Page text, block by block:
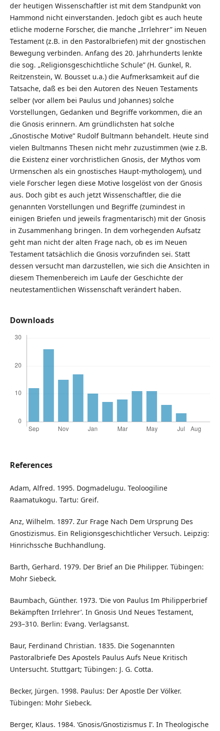
der heutigen Wissenschaftler ist mit dem Standpunkt von
Hammond nicht einverstanden. Jedoch gibt es auch heute
etliche moderne Forscher, die manche „Irrlehrer” im Neuen
Testament (z.B. in den Pastoralbriefen) mit der gnostischen
Bewegung verbinden. Anfang des 20. Jahrhunderts lenkte
die sog. „Religionsgeschichtliche Schule” (H. Gunkel, R.
Reitzenstein, W. Bousset u.a.) die Aufmerksamkeit auf die
Tatsache, daß es bei den Autoren des Neuen Testaments
selber (vor allem bei Paulus und Johannes) solche
Vorstellungen, Gedanken und Begriffe vorkommen, die an
die Gnosis erinnern. Am gründlichsten hat solche
„Gnostische Motive” Rudolf Bultmann behandelt. Heute sind
vielen Bultmanns Thesen nicht mehr zuzustimmen (wie z.B.
die Existenz einer vorchristlichen Gnosis, der Mythos vom
Urmenschen als ein gnostisches Haupt-mythologem), und
viele Forscher legen diese Motive losgelöst von der Gnosis
aus. Doch gibt es auch jetzt Wissenschaftler, die die
genannten Vorstellungen und Begriffe (zumindest in
einigen Briefen und jeweils fragmentarisch) mit der Gnosis
in Zusammenhang bringen. In dem vorhegenden Aufsatz
geht man nicht der alten Frage nach, ob es im Neuen
Testament tatsächlich die Gnosis vorzufinden sei. Statt
dessen versucht man darzustellen, wie sich die Ansichten in
diesem Themenbereich im Laufe der Geschichte der
neutestamentlichen Wissenschaft verändert haben.
Downloads
References
Adam, Alfred. 1995. Dogmadelugu. Teoloogiline
Raamatukogu. Tartu: Greif.
Anz, Wilhelm. 1897. Zur Frage Nach Dem Ursprung Des
Gnostizismus. Ein Religionsgeschichtlicher Versuch. Leipzig:
Hinrichssche Buchhandlung.
Barth, Gerhard. 1979. Der Brief an Die Philipper. Tübingen:
Mohr Siebeck.
Baumbach, Günther. 1973. ‘Die von Paulus Im Philipperbrief
Bekämpften Irrlehrer’. In Gnosis Und Neues Testament,
293–310. Berlin: Evang. Verlagsanst.
Baur, Ferdinand Christian. 1835. Die Sogenannten
Pastoralbriefe Des Apostels Paulus Aufs Neue Kritisch
Untersucht. Stuttgart; Tübingen: J. G. Cotta.
Becker, Jürgen. 1998. Paulus: Der Apostle Der Völker.
Tübingen: Mohr Siebeck.
Berger, Klaus. 1984. ‘Gnosis/Gnostizismus I’. In Theologische